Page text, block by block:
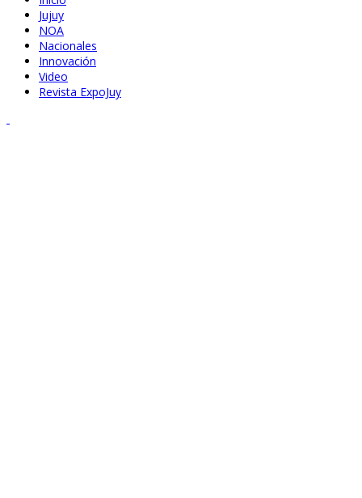
Jujuy
NOA
Nacionales
Innovación
Video
Revista ExpoJuy